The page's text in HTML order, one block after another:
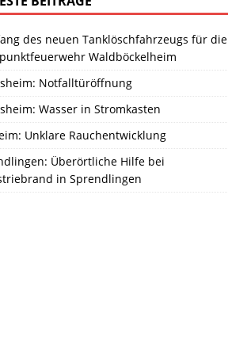
des neuen Tanklöschfahrzeugs für die
Waldböckelheim
Notfalltüröffnung
Wasser in Stromkasten
Unklare Rauchentwicklung
Überörtliche Hilfe bei
in Sprendlingen